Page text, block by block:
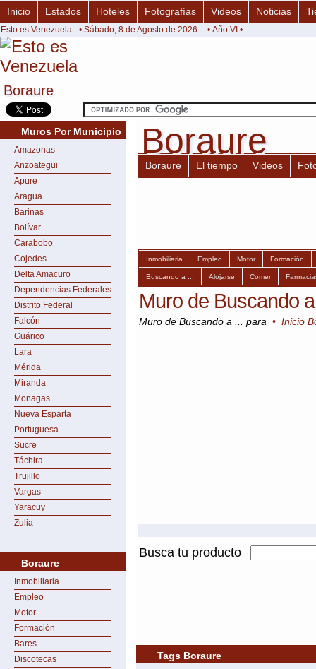
Boraure
Boraure
Inicio Estados Hoteles Fotografías Videos Noticias
Esto es Venezuela • Sábado, 8 de Agosto de 2026 • Año VI •
Muros Por Municipio
Amazonas
Anzoategui
Apure
Aragua
Barinas
Bolívar
Carabobo
Cojedes
Delta Amacuro
Dependencias Federales
Distrito Federal
Falcón
Guárico
Lara
Mérida
Miranda
Monagas
Nueva Esparta
Portuguesa
Sucre
Táchira
Trujillo
Vargas
Yaracuy
Zulia
Boraure
Inmobiliaria
Empleo
Motor
Formación
Bares
Discotecas
Boraure
Boraure
Boraure El tiempo Videos
Inmobiliaria Empleo Motor Formación
Buscando a ... Alojarse Comer
Muro de Buscando
Muro de Buscando a ... para • Inicio
Busca tu producto
Tags Boraure